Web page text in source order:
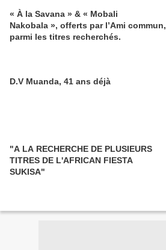
« À la Savana » & « Mobali
Nakobala », offerts par l’Ami commun,
parmi les titres recherchés.
D.V Muanda, 41 ans déjà
"A LA RECHERCHE DE PLUSIEURS
TITRES DE L'AFRICAN FIESTA
SUKISA"